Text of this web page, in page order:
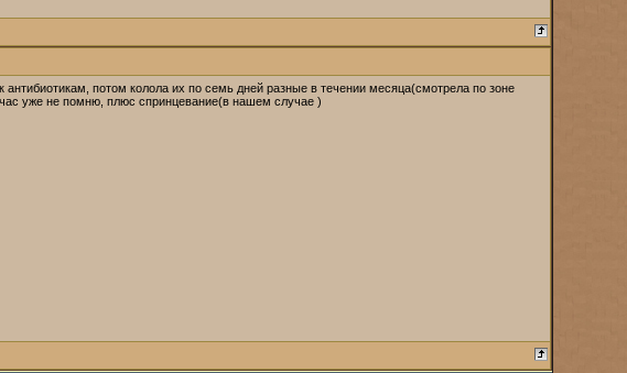
потом колола их по семь дней разные в течении месяца(смотрела по зоне
уже не помню, плюс спринцевание(в нашем случае )